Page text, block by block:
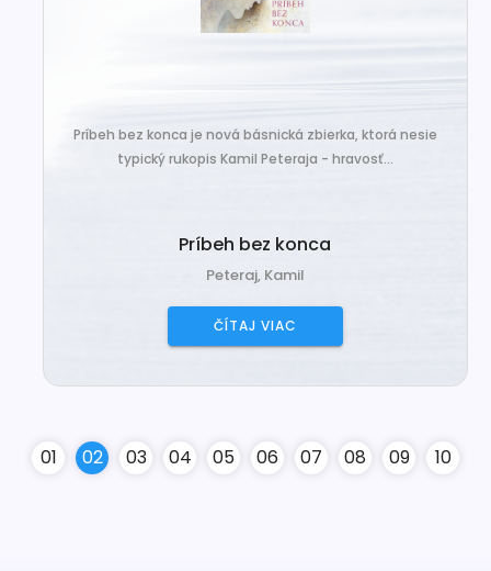
Príbeh bez konca je nová básnická zbierka, ktorá nesie
typický rukopis Kamil Peteraja - hravosť...
Príbeh bez konca
Peteraj, Kamil
ČÍTAJ VIAC
01 02 03 04 05 06 07 08 09 10